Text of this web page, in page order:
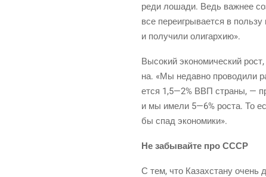
ре­ди лоша­ди. Ведь важ­нее
все пере­иг­ры­ва­ет­ся в
и полу­чи­ли олигархию».
Высо­кий эко­но­ми­че­ский
на. «Мы недав­но про­во­ди­ли
ет­ся 1,5—2% ВВП стра­ны, —
и мы име­ли 5—6% роста. То
бы спад экономики».
Не забы­вай­те про СССР
С тем, что Казах­ста­ну очень